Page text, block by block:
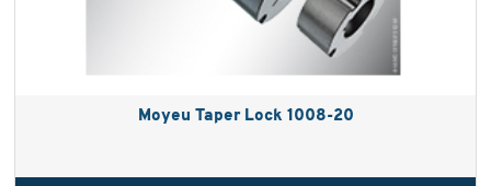
Moyeu Taper Lock 1008-20